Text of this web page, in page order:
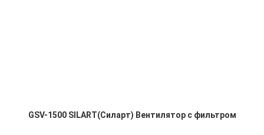
GSV-1500 SILART(Силарт) Вентилятор с фильтром